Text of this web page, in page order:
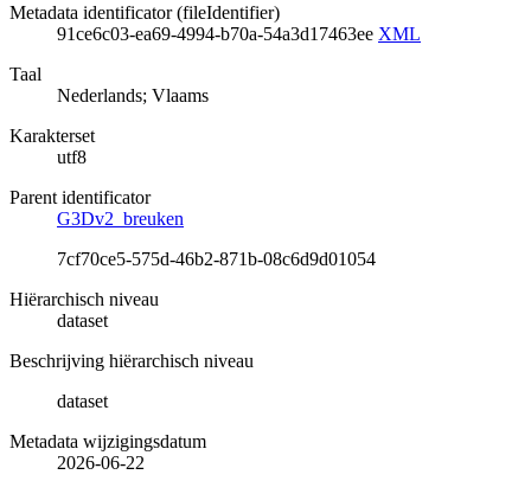
Metadata identificator (fileIdentifier)
91ce6c03-ea69-4994-b70a-54a3d17463ee XML
Taal
Nederlands; Vlaams
Karakterset
utf8
Parent identificator
G3Dv2_breuken
7cf70ce5-575d-46b2-871b-08c6d9d01054
Hiërarchisch niveau
dataset
Beschrijving hiërarchisch niveau
dataset
Metadata wijzigingsdatum
2026-06-22